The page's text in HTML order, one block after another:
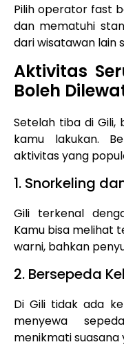
Pilih operator fast
dan mematuhi
dari wisatawan lain
Aktivitas
Boleh
Setelah tiba di Gili,
kamu lakukan.
aktivitas yang
1. Snorkeling
Gili terkenal
Kamu bisa melihat
warni, bahkan
2. Bersepeda
Di Gili tidak ada
menyewa
menikmati suasana